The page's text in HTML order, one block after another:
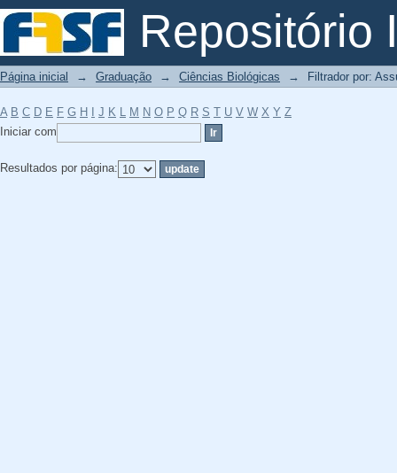
Repositório
Filtrador por: Assunto
Página inicial → Graduação → Ciências Biológicas → Filtrador por:
A B C D E F G H J K L M N O P Q R S T U V W X Y Z
Iniciar com
Resultados por página: